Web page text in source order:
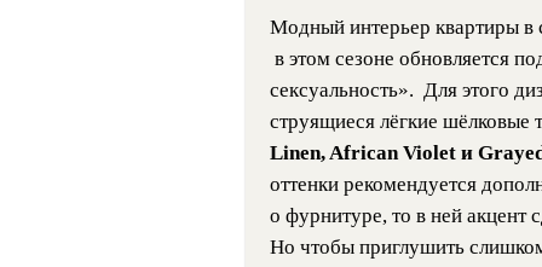
Модный интерьер квартиры
в этом сезоне обновляется
сексуальность». Для этого
струящиеся лёгкие шёлковые
Linen, African Violet и
оттенки рекомендуется
о фурнитуре, то в ней акцент
Но чтобы приглушить